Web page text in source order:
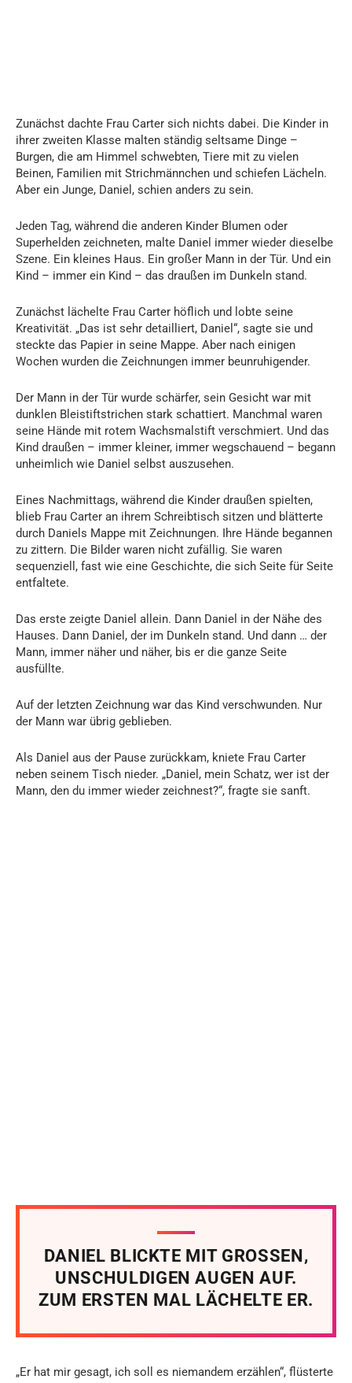
Zunächst dachte Frau Carter sich nichts dabei. Die Kinder in
ihrer zweiten Klasse malten ständig seltsame Dinge –
Burgen, die am Himmel schwebten, Tiere mit zu vielen
Beinen, Familien mit Strichmännchen und schiefen Lächeln.
Aber ein Junge, Daniel, schien anders zu sein.
Jeden Tag, während die anderen Kinder Blumen oder
Superhelden zeichneten, malte Daniel immer wieder dieselbe
Szene. Ein kleines Haus. Ein großer Mann in der Tür. Und ein
Kind – immer ein Kind – das draußen im Dunkeln stand.
Zunächst lächelte Frau Carter höflich und lobte seine
Kreativität. „Das ist sehr detailliert, Daniel“, sagte sie und
steckte das Papier in seine Mappe. Aber nach einigen
Wochen wurden die Zeichnungen immer beunruhigender.
Der Mann in der Tür wurde schärfer, sein Gesicht war mit
dunklen Bleistiftstrichen stark schattiert. Manchmal waren
seine Hände mit rotem Wachsmalstift verschmiert. Und das
Kind draußen – immer kleiner, immer wegschauend – begann
unheimlich wie Daniel selbst auszusehen.
Eines Nachmittags, während die Kinder draußen spielten,
blieb Frau Carter an ihrem Schreibtisch sitzen und blätterte
durch Daniels Mappe mit Zeichnungen. Ihre Hände begannen
zu zittern. Die Bilder waren nicht zufällig. Sie waren
sequenziell, fast wie eine Geschichte, die sich Seite für Seite
entfaltete.
Das erste zeigte Daniel allein. Dann Daniel in der Nähe des
Hauses. Dann Daniel, der im Dunkeln stand. Und dann … der
Mann, immer näher und näher, bis er die ganze Seite
ausfüllte.
Auf der letzten Zeichnung war das Kind verschwunden. Nur
der Mann war übrig geblieben.
Als Daniel aus der Pause zurückkam, kniete Frau Carter
neben seinem Tisch nieder. „Daniel, mein Schatz, wer ist der
Mann, den du immer wieder zeichnest?“, fragte sie sanft.
DANIEL BLICKTE MIT GROSSEN,
UNSCHULDIGEN AUGEN AUF.
ZUM ERSTEN MAL LÄCHELTE ER.
„Er hat mir gesagt, ich soll es niemandem erzählen“, flüsterte